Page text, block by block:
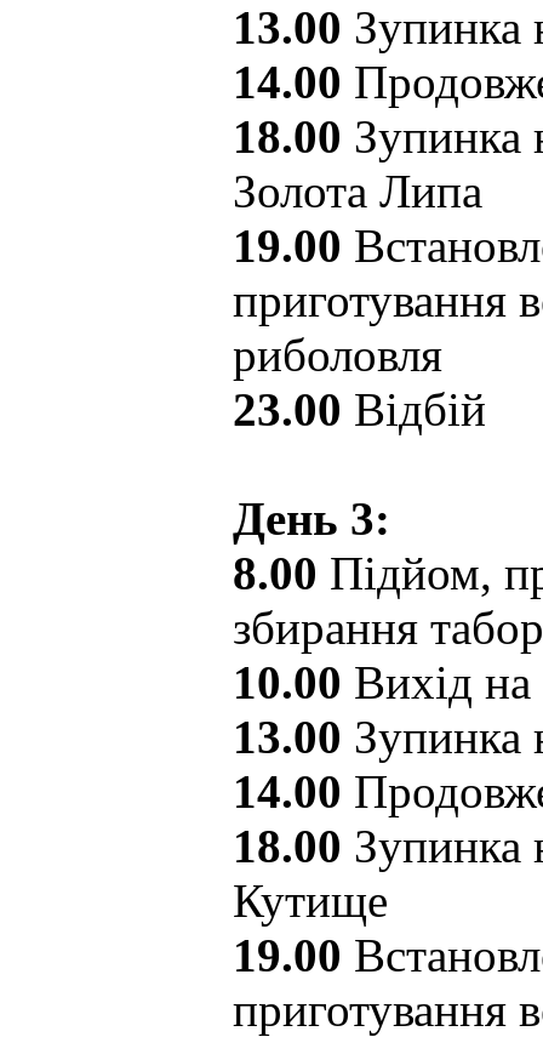
13.00 Зупинка
14.00
18.00 Зупинка
Золота Липа
19.00
приготування
риболовля
23.00 Відбій
День 3:
8.00 Підйом,
збирання
10.00 Вихід
13.00 Зупинка
14.00
18.00 Зупинка
Кутище
19.00
приготування